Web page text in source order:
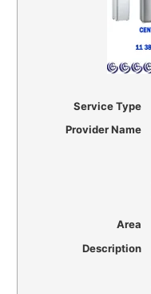
Service Type
Provider Name
Area
Description